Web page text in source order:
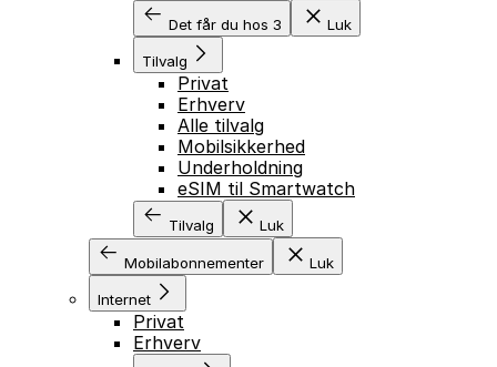
Det får du hos 3 Luk
Tilvalg
Privat
Erhverv
Alle tilvalg
Mobilsikkerhed
Underholdning
eSIM til Smartwatch
Tilvalg Luk
Mobilabonnementer Luk
Internet
Privat
Erhverv